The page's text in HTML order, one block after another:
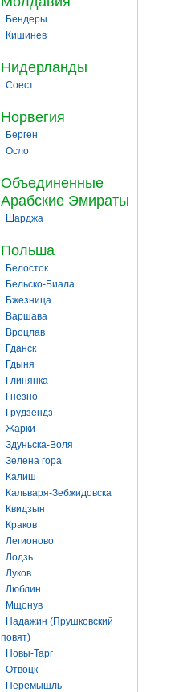
Бендеры
Кишинев
Нидерланды
Соест
Норвегия
Берген
Осло
Объединенные
Арабские Эмираты
Шарджа
Польша
Белосток
Бельско-Биала
Бжезница
Варшава
Вроцлав
Гданск
Гдыня
Глинянка
Гнезно
Грудзендз
Жарки
Здуньска-Воля
Зелена гора
Калиш
Кальваря-Зебжидовска
Квидзын
Краков
Легионово
Лодзь
Луков
Люблин
Мщонув
Надажин (Прушковский
повят)
Новы-Тарг
Отвоцк
Перемышль